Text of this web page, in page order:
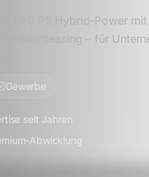
830 PS Hybrid-Power mit
Restwertleasing – für
Gewerbe
seit Jahren
Abwicklung